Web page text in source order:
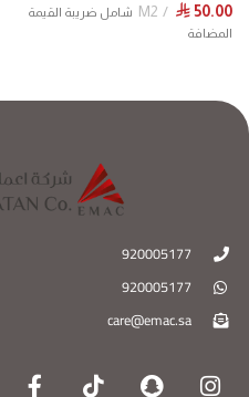
⃁ 50.00
M2 شامل ضريبة القيمة
المضافة
920005177
920005177
care@emac.sa